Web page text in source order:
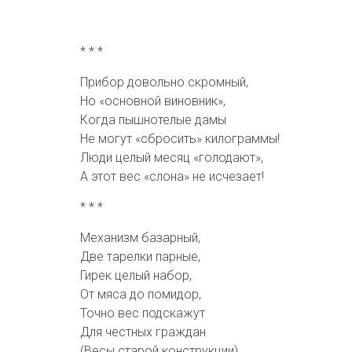
* * *
Прибор довольно скромный,
Но «основной виновник»,
Когда пышнотелые дамы
Не могут «сбросить» килограммы!
Люди целый месяц «голодают»,
А этот вес «слона» не исчезает!
* * *
Механизм базарный,
Две тарелки парные,
Гирек целый набор,
От мяса до помидор,
Точно вес подскажут
Для честных граждан